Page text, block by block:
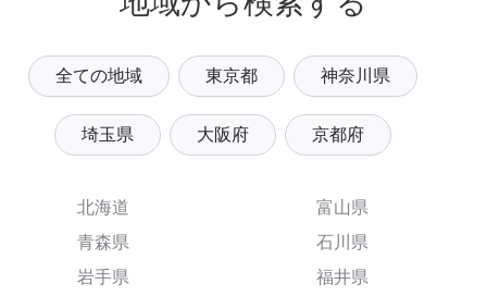
全ての地域 東京都 神奈川県
埼玉県 大阪府 京都府
北海道
青森県
岩手県
富山県
石川県
福井県